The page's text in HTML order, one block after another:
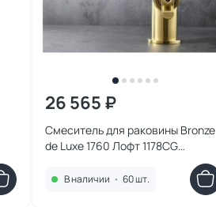
26 565 ₽
Смеситель для раковины Bronze
de Luxe 1760 Лофт 1178CG
В наличии • 60 шт.